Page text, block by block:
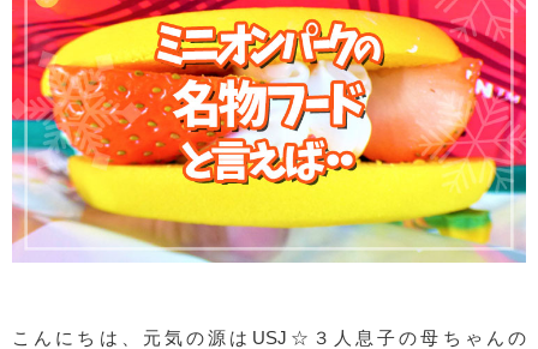
こんにちは、元気の源はUSJ☆３人息子の母ちゃんの